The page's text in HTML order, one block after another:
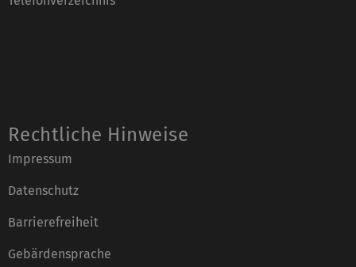
Rechtliche Hinweise
Impressum
Datenschutz
Barrierefreiheit
Gebärdensprache